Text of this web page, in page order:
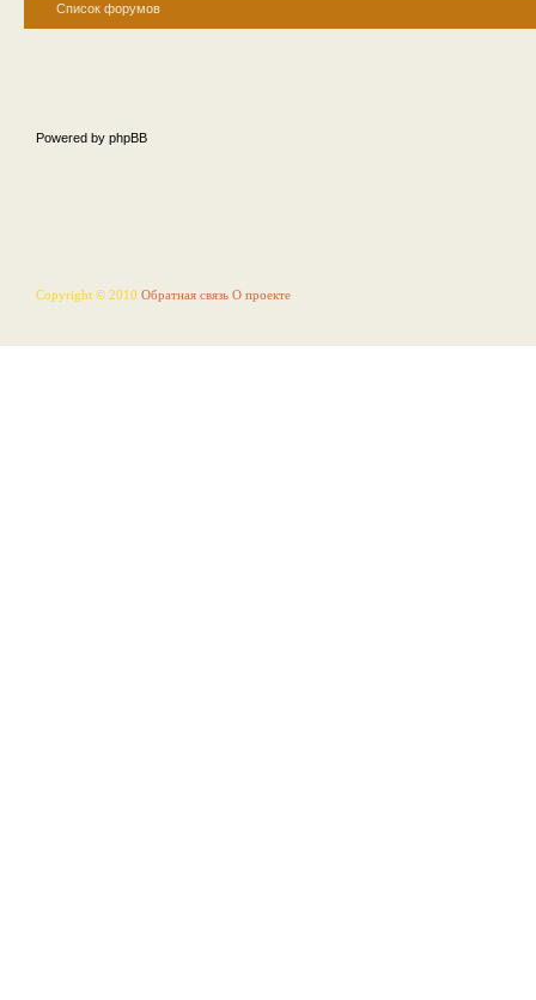
Список форумов
Powered by phpBB
Copyright © 2010 Обратная связь О проекте